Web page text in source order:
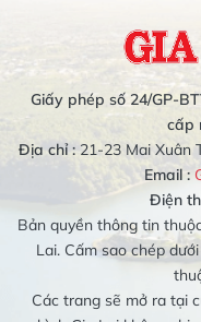
Giấy phép số 24/GP-
cấp
Địa chỉ :21-23 Mai Xuân
Email :
Điện
Bản quyền thông tin
Lai. Cấm sao chép
Các trang sẽ mở ra tại